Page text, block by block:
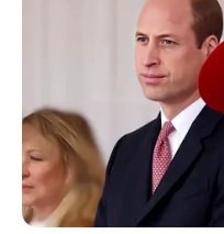
info@groza-news.info